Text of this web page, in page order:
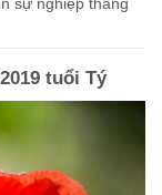
tuổi Tý